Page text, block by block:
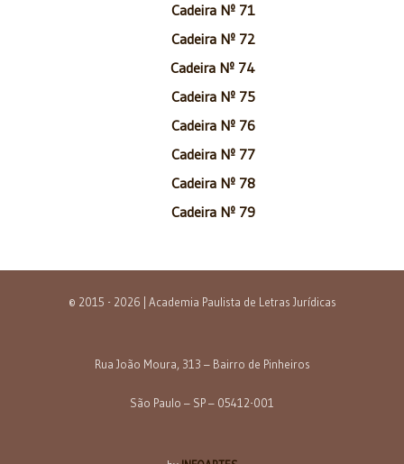
Cadeira Nº 71
Cadeira Nº 72
Cadeira Nº 74
Cadeira Nº 75
Cadeira Nº 76
Cadeira Nº 77
Cadeira Nº 78
Cadeira Nº 79
© 2015 - 2026 | Academia Paulista de Letras Jurídicas
Rua João Moura, 313 – Bairro de Pinheiros
São Paulo – SP – 05412-001